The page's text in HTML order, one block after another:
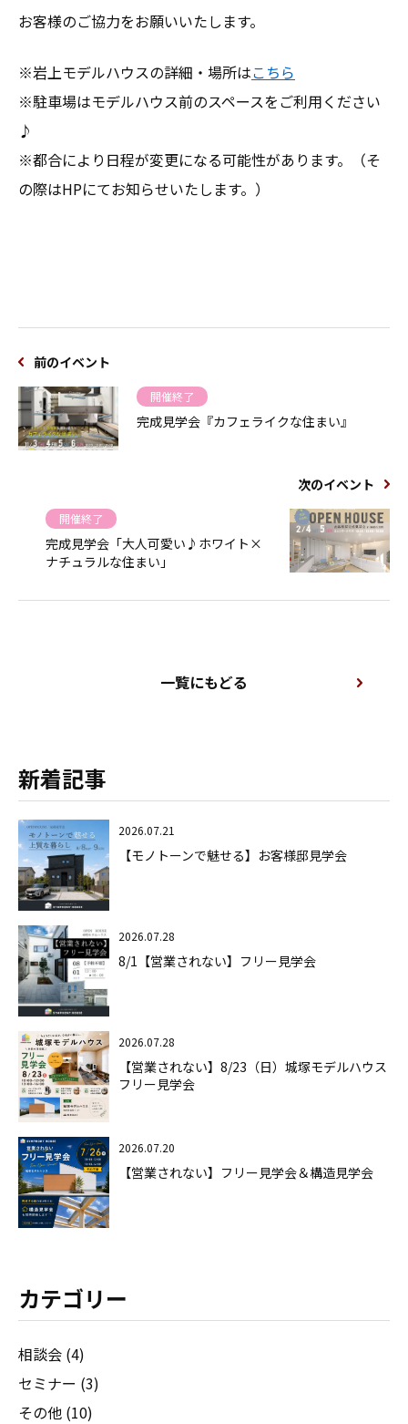
お客様のご協力をお願いいたします。
※岩上モデルハウスの詳細・場所はこちら
※駐車場はモデルハウス前のスペースをご利用ください
♪
※都合により日程が変更になる可能性があります。（そ
の際はHPにてお知らせいたします。）
前のイベント
開催終了
完成見学会『カフェライクな住まい』
次のイベント
開催終了
完成見学会「大人可愛い♪ホワイト×
ナチュラルな住まい」
一覧にもどる
新着記事
2026.07.21
【モノトーンで魅せる】お客様邸見学会
2026.07.28
8/1【営業されない】フリー見学会
2026.07.28
【営業されない】8/23（日）城塚モデルハウス
フリー見学会
2026.07.20
【営業されない】フリー見学会＆構造見学会
カテゴリー
相談会 (4)
セミナー (3)
その他 (10)